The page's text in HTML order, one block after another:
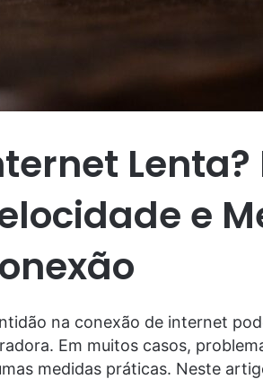
e
na conexão de internet
Em muitos casos,
medidas práticas. Neste